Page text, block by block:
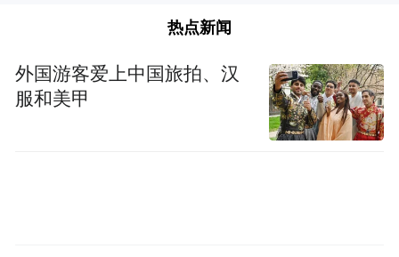
热点新闻
外国游客爱上中国旅拍、汉
服和美甲